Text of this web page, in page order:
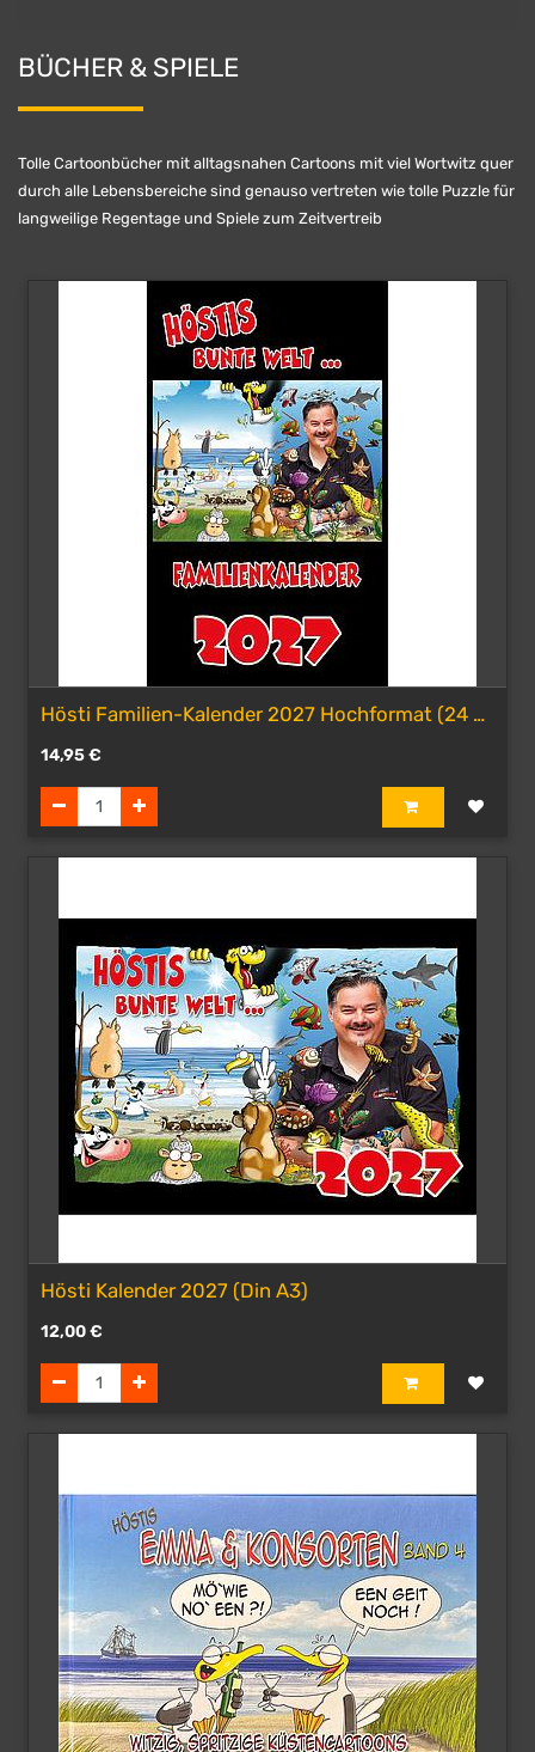
BÜCHER & SPIELE
Tolle Cartoonbücher mit alltagsnahen Cartoons mit viel Wortwitz quer
durch alle Lebensbereiche sind genauso vertreten wie tolle Puzzle für
langweilige Regentage und Spiele zum Zeitvertreib
Hösti Familien-Kalender 2027 Hochformat (24 x
42 cm)
14,95€
Hösti Kalender 2027 (Din A3)
12,00€